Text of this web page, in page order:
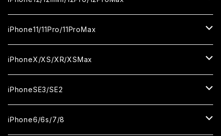
セラミックフィルム
ガラスフィルム
セラミックフィルム
セラミックフィルム
ガラスフィルム
セラミックフィルム
iPhone15ProMax
ガラスフィルム
セラミックフィルム
セラミックフィルム
ガラスフィルム
セラミックフィルム
iPhone14Plus
ガラスフィルム
セラミックフィルム
iPhone14ProMax
ガラスフィルム
セラミックフィルム
ガラスフィルム
セラミックフィルム
iPhone13mini
ガラスフィルム
セラミックフィルム
iPhone13ProMax
ガラスフィルム
セラミックフィルム
iPhone12/12Pro
ガラスフィルム
セラミックフィルム
iPhone12mini
ガラスフィルム
セラミックフィルム
iPhone12ProMax
ガラスフィルム
iPhone11/11Pro/11ProMax
iPhone11
ガラスフィルム
セラミックフィルム
iPhone11Pro
ガラスフィルム
iPhone11Pro Max
iPhoneX/XS/XR/XSMax
iPhoneX
ガラスフィルム
iPhoneXS
iPhoneSE3/SE2
iPhoneSE3
iPhone6/6s/7/8